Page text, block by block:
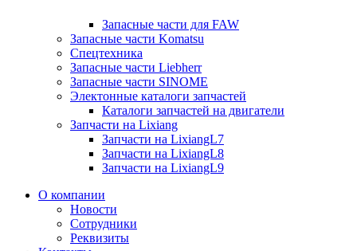
Запасные части для FAW
Запасные части Komatsu
Спецтехника
Запасные части Liebherr
Запасные части SINOME
Электонные каталоги запчастей
Каталоги запчастей на двигатели
Запчасти на Lixiang
Запчасти на LixiangL7
Запчасти на LixiangL8
Запчасти на LixiangL9
О компании
Новости
Сотрудники
Реквизиты